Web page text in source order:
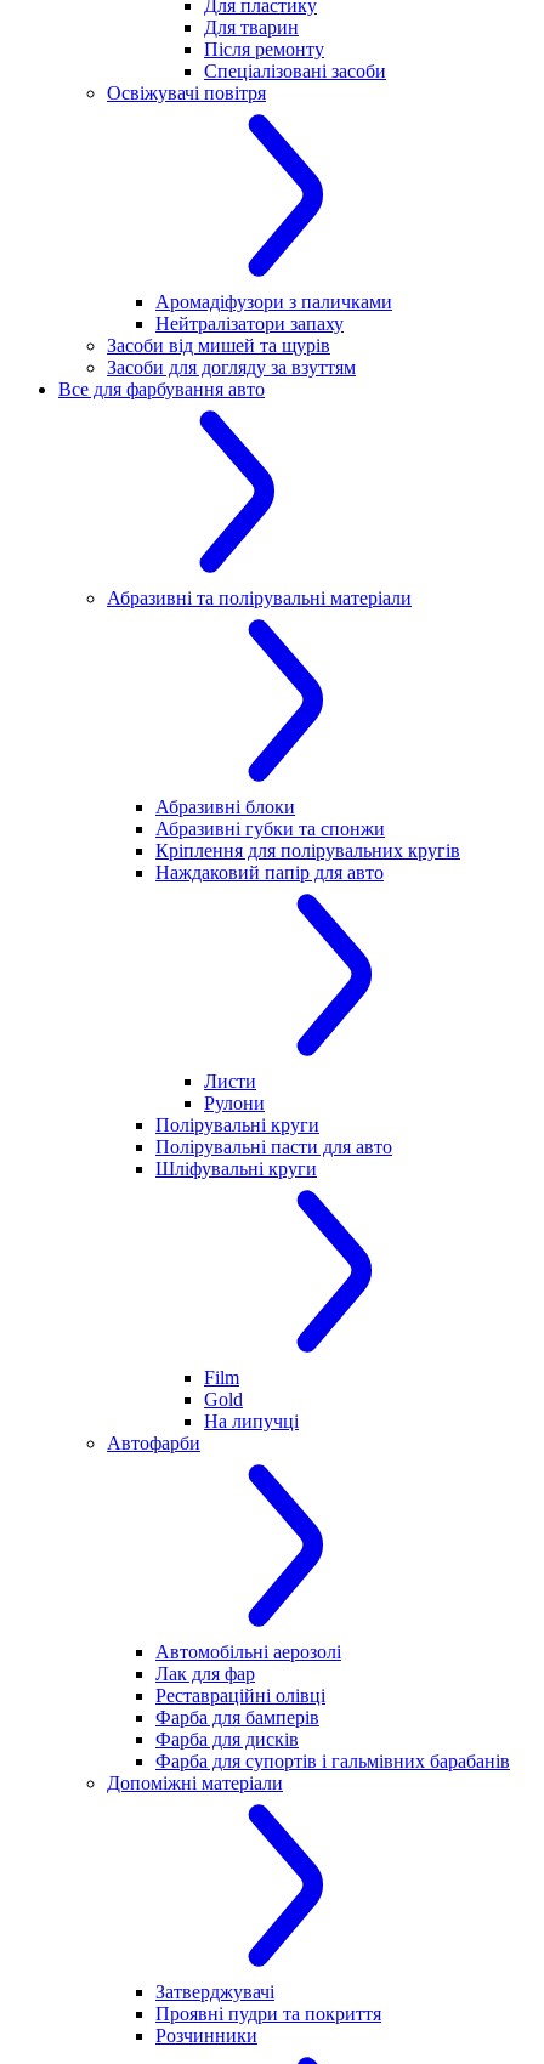
Для пластику
Для тварин
Після ремонту
Спеціалізовані засоби
Освіжувачі повітря
Аромадіфузори з паличками
Нейтралізатори запаху
Засоби від мишей та щурів
Засоби для догляду за взуттям
Все для фарбування авто
Абразивні та полірувальні матеріали
Абразивні блоки
Абразивні губки та спонжи
Кріплення для полірувальних кругів
Наждаковий папір для авто
Листи
Рулони
Полірувальні круги
Полірувальні пасти для авто
Шліфувальні круги
Film
Gold
На липучці
Автофарби
Автомобільні аерозолі
Лак для фар
Реставраційні олівці
Фарба для бамперів
Фарба для дисків
Фарба для супортів і гальмівних барабанів
Допоміжні матеріали
Затверджувачі
Проявні пудри та покриття
Розчинники